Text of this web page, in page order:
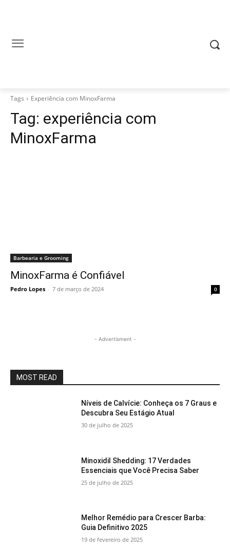
Tags Experiência com MinoxFarma
Tag: experiência com
MinoxFarma
Barbearia e Grooming
MinoxFarma é Confiável
Pedro Lopes - 7 de março de 2024 0
- Advertisment -
MOST READ
Níveis de Calvície: Conheça os 7 Graus e
Descubra Seu Estágio Atual
30 de julho de 2025
Minoxidil Shedding: 17 Verdades
Essenciais que Você Precisa Saber
25 de julho de 2025
Melhor Remédio para Crescer Barba:
Guia Definitivo 2025
19 de fevereiro de 2025